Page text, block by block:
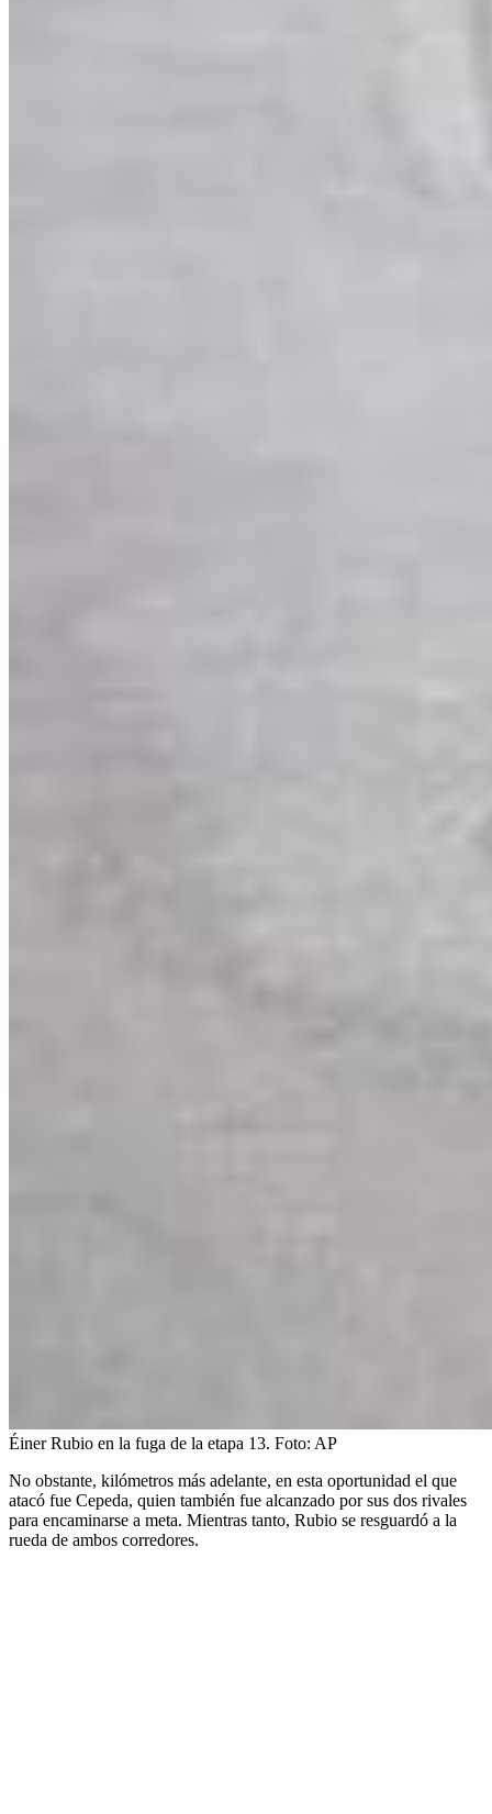
Éiner Rubio en la fuga de la etapa 13. Foto: AP
No obstante, kilómetros más adelante, en esta oportunidad el que
atacó fue Cepeda, quien también fue alcanzado por sus dos rivales
para encaminarse a meta. Mientras tanto, Rubio se resguardó a la
rueda de ambos corredores.